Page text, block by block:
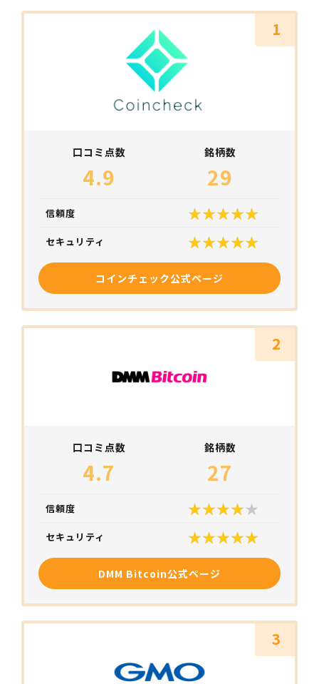
1
口コミ点数
4.9
銘柄数
29
信頼度
セキュリティ
コインチェック公式ページ
2
口コミ点数
4.7
銘柄数
27
信頼度
セキュリティ
DMM Bitcoin公式ページ
3